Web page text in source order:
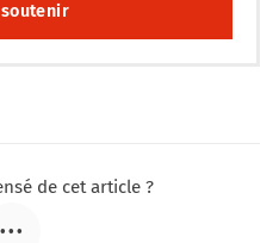
de cet article ?
•••